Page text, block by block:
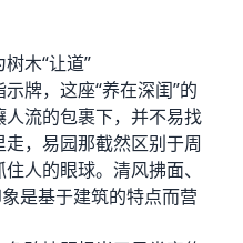
木“让道”
牌，这座“养在深闺”的
流的包裹下，并不易找
，易园那截然区别于周
人的眼球。清风拂面、
是基于建筑的特点而营